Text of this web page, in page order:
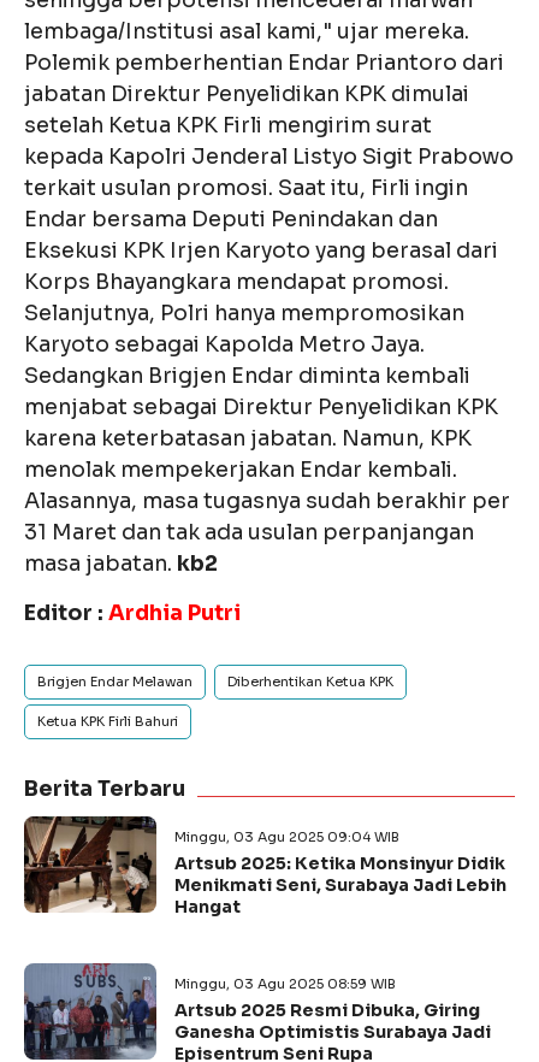
lembaga/Institusi asal kami," ujar mereka.
Polemik pemberhentian Endar Priantoro dari
jabatan Direktur Penyelidikan KPK dimulai
setelah Ketua KPK Firli mengirim surat
kepada Kapolri Jenderal Listyo Sigit Prabowo
terkait usulan promosi. Saat itu, Firli ingin
Endar bersama Deputi Penindakan dan
Eksekusi KPK Irjen Karyoto yang berasal dari
Korps Bhayangkara mendapat promosi.
Selanjutnya, Polri hanya mempromosikan
Karyoto sebagai Kapolda Metro Jaya.
Sedangkan Brigjen Endar diminta kembali
menjabat sebagai Direktur Penyelidikan KPK
karena keterbatasan jabatan. Namun, KPK
menolak mempekerjakan Endar kembali.
Alasannya, masa tugasnya sudah berakhir per
31 Maret dan tak ada usulan perpanjangan
masa jabatan. kb2
Editor : Ardhia Putri
Brigjen Endar Melawan Diberhentikan Ketua KPK
Ketua KPK Firli Bahuri
Berita Terbaru
Minggu, 03 Agu 2025 09:04 WIB
Artsub 2025: Ketika Monsinyur Didik
Menikmati Seni, Surabaya Jadi Lebih
Hangat
Minggu, 03 Agu 2025 08:59 WIB
Artsub 2025 Resmi Dibuka, Giring
Ganesha Optimistis Surabaya Jadi
Episentrum Seni Rupa